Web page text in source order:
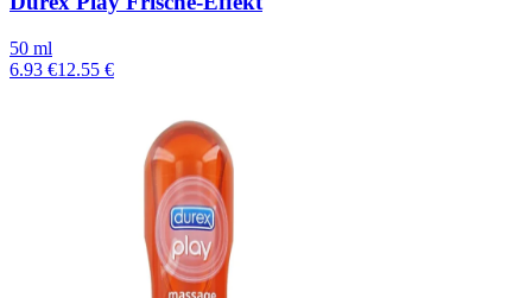
50 ml
6.93 €12.55 €